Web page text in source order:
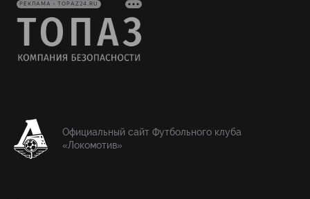
РЕКЛАМА • TOPAZ24.RU
Официальный сайт Футбольного клуба
«Локомотив»